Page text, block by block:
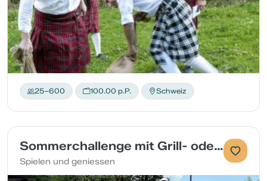
25–600 100.00 p.P. Schweiz
Sommerchallenge mit Grill- oder Pizzaplausch
Spielen und geniessen